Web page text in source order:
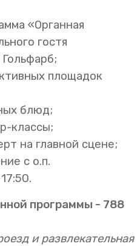
«Органная
гостя
площадок
блюд;
классы;
на главной сцене;
с о.п.
программы - 788
и развлекательная